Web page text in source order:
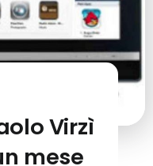
Virzì
mese